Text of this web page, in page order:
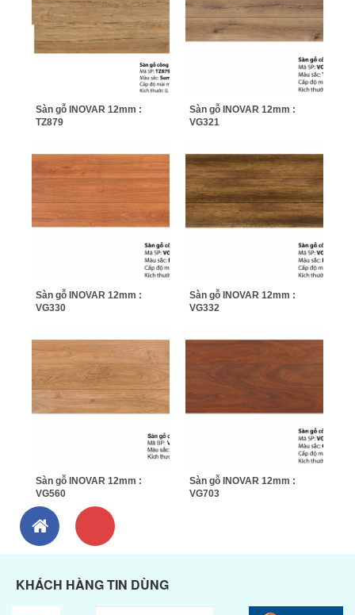
Sàn gỗ INOVAR 12mm :
TZ879
Sàn gỗ INOVAR 12mm :
VG321
Sàn gỗ INOVAR 12mm :
VG330
Sàn gỗ INOVAR 12mm :
VG332
Sàn gỗ INOVAR 12mm :
VG560
Sàn gỗ INOVAR 12mm :
VG703
KHÁCH HÀNG TIN DÙNG